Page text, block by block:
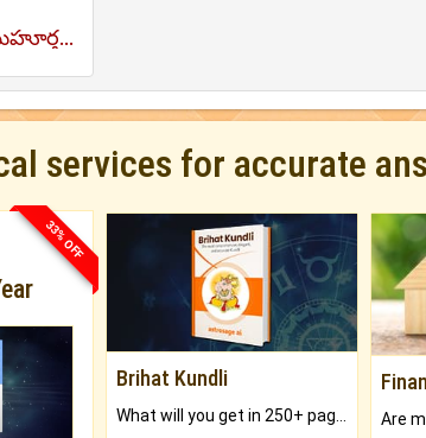
ఈరోజు హోరా ముహూర్తము
services for accurate
33% OFF
Brihat Kundli